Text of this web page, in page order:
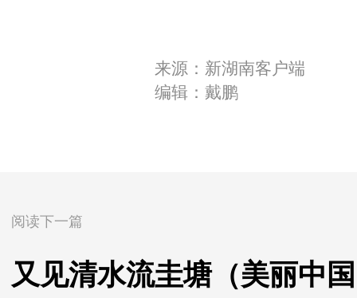
来源：新湖南客户端
编辑：戴鹏
阅读下一篇
又见清水流圭塘（美丽中